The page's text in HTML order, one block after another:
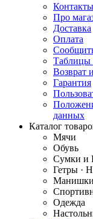
Контакты
Про
Доставка
Оплата
Таблицы
Возврат
Гарантия
данных
Каталог
Мячи
Обувь
Сумки и
Гетры ·
Манишки
Одежда